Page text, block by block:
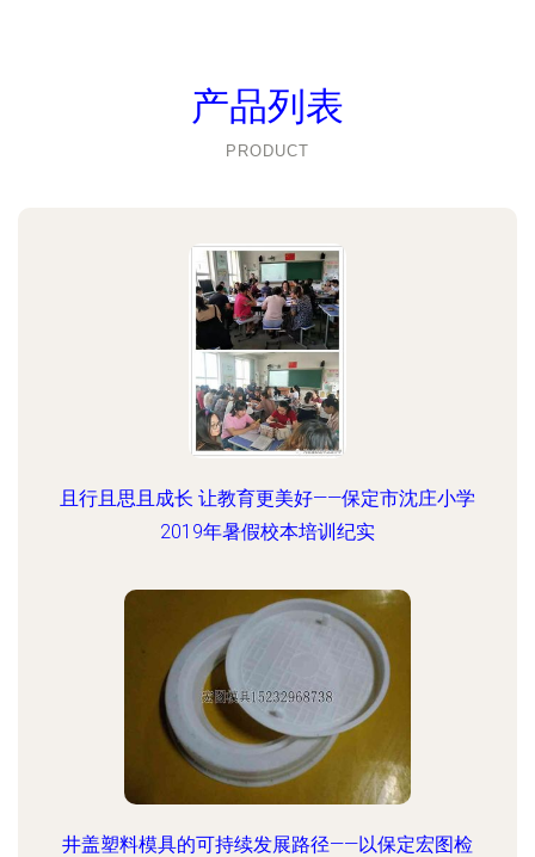
产品列表
PRODUCT
且行且思且成长 让教育更美好——保定市沈庄小学
2019年暑假校本培训纪实
井盖塑料模具的可持续发展路径——以保定宏图检